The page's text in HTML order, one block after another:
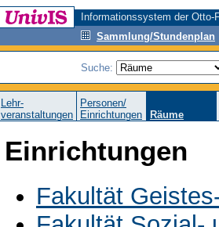
Informationssystem der
Sammlung/Stundenplan
Suche:
Lehr-
veranstaltungen
Personen/
Einrichtungen
Räume
Einrichtungen
Fakultät